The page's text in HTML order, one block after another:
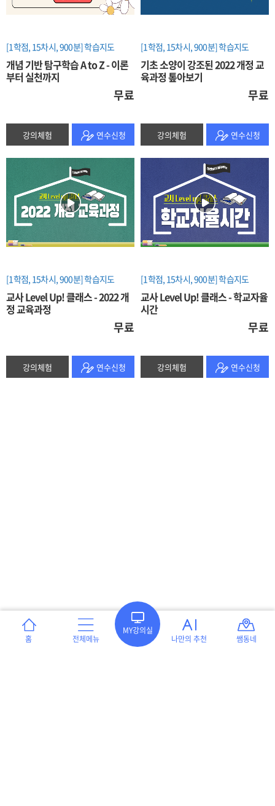
[1학점, 15차시, 900분]학습지도
개념 기반 탐구학습 A to Z - 이론
부터 실천까지
무료
강의체험 연수신청
[1학점, 15차시, 900분]학습지도
기초 소양이 강조된 2022 개정 교
육과정 톺아보기
무료
강의체험 연수신청
[1학점, 15차시, 900분]학습지도
교사 Level Up! 클래스 - 2022 개
정 교육과정
무료
강의체험 연수신청
[1학점, 15차시, 900분]학습지도
교사 Level Up! 클래스 - 학교자율
시간
무료
강의체험 연수신청
홈 전체메뉴
MY강의실
나만의 추천
쌤동네